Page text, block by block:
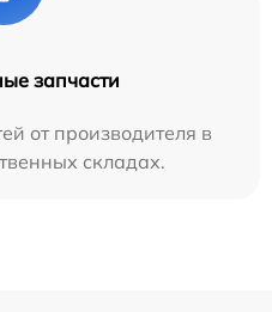
запчасти
от производителя в
складах.